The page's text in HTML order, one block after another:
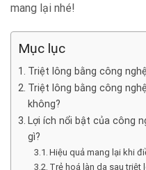
mang lại nhé!
Mục lục
Triệt lông bằng công
Triệt lông bằng công
không?
Lợi ích nổi bật của công
gì?
Hiệu quả mang lại khi
Trẻ hoá làn da sau